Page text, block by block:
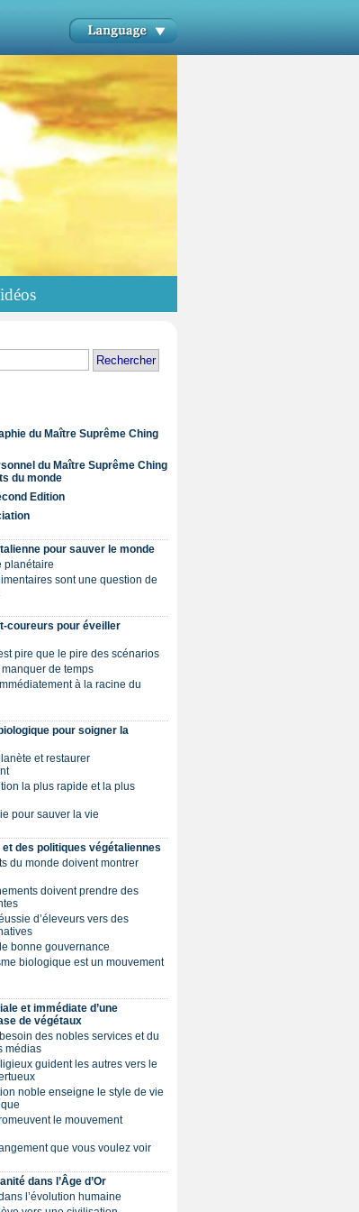
du Maître Suprême Ching
du Maître Suprême Ching
du monde
Edition
pour sauver le monde
planétaire
sont une question de
coureurs pour éveiller
pire que le pire des scénarios
manquer de temps
immédiatement à la racine du
pour soigner la
et restaurer
la plus rapide et la plus
pour sauver la vie
des politiques végétaliennes
du monde doivent montrer
doivent prendre des
d’éleveurs vers des
bonne gouvernance
biologique est un mouvement
et immédiate d’une
de végétaux
des nobles services et du
médias
guident les autres vers le
noble enseigne le style de vie
le mouvement
que vous voulez voir
dans l’Âge d’Or
l’évolution humaine